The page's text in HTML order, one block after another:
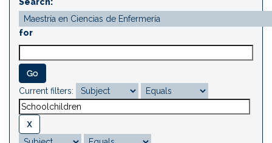
for
Current filters: